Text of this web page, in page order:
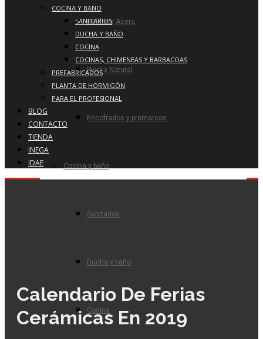
Baldosa Acera
Piedra Natural
Encofrados y premarcos
Cocina y baño
Sanitarios
Ducha y baño
Cocina
COCINA Y BAÑO
SANITARIOS
DUCHA Y BAÑO
COCINA
COCINAS, CHIMENEAS Y BARBACOAS
PREFABRICADOS
PLANTA DE HORMIGÓN
PARA EL PROFESIONAL
BLOG
CONTACTO
TIENDA
INEGA
IDAE
Calendario De Ferias
Cerámicas En 2019